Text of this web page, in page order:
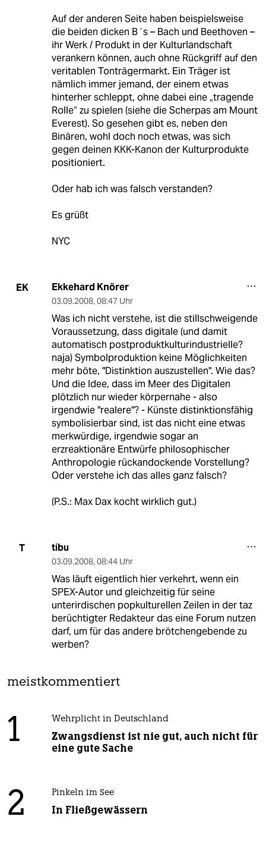
Auf der anderen Seite haben beispielsweise
die beiden dicken B´s – Bach und Beethoven –
ihr Werk / Produkt in der Kulturlandschaft
verankern können, auch ohne Rückgriff auf den
veritablen Tonträgermarkt. Ein Träger ist
nämlich immer jemand, der einem etwas
hinterher schleppt, ohne dabei eine „tragende
Rolle“ zu spielen (siehe die Scherpas am Mount
Everest). So gesehen gibt es, neben den
Binären, wohl doch noch etwas, was sich
gegen deinen KKK-Kanon der Kulturprodukte
positioniert.
Oder hab ich was falsch verstanden?
Es grüßt
NYC
EK Ekkehard Knörer
03.09.2008, 08:47 Uhr
Was ich nicht verstehe, ist die stillschweigende
Voraussetzung, dass digitale (und damit
automatisch postproduktkulturindustrielle?
naja) Symbolproduktion keine Möglichkeiten
mehr böte, "Distinktion auszustellen". Wie das?
Und die Idee, dass im Meer des Digitalen
plötzlich nur wieder körpernahe - also
irgendwie "realere"? - Künste distinktionsfähig
symbolisierbar sind, ist das nicht eine etwas
merkwürdige, irgendwie sogar an
erzreaktionäre Entwürfe philosophischer
Anthropologie rückandockende Vorstellung?
Oder verstehe ich das alles ganz falsch?
(P.S.: Max Dax kocht wirklich gut.)
T tibu
03.09.2008, 08:44 Uhr
Was läuft eigentlich hier verkehrt, wenn ein
SPEX-Autor und gleichzeitig für seine
unterirdischen popkulturellen Zeilen in der taz
berüchtigter Redakteur das eine Forum nutzen
darf, um für das andere brötchengebende zu
werben?
meistkommentiert
1 Wehrplicht in Deutschland
Zwangsdienst ist nie gut, auch nicht für
eine gute Sache
2 Pinkeln im See
In Fließgewässern